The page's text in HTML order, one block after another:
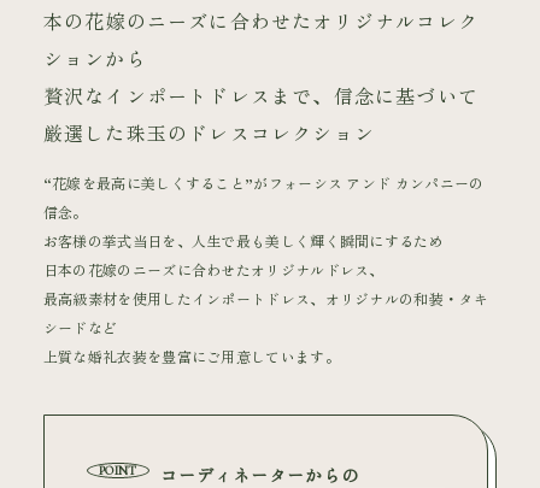
本の花嫁のニーズに合わせたオリジナルコレク
ションから
贅沢なインポートドレスまで、信念に基づいて
厳選した珠玉のドレスコレクション
“花嫁を最高に美しくすること”がフォーシス アンド カンパニーの
信念。
お客様の挙式当日を、人生で最も美しく輝く瞬間にするため
日本の花嫁のニーズに合わせたオリジナルドレス、
最高級素材を使用したインポートドレス、オリジナルの和装・タキ
シードなど
上質な婚礼衣装を豊富にご用意しています。
コーディネーターからの
採用情報
プライバシーポリシー